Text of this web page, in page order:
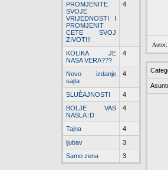
PROMJENITE
SVOJE
VRIJEDNOSTI I
PROMJENIT
CETE SVOJ
ZIVOT!!!
4
KOLIKA JE
NASA VERA???
4
Novo izdanje
sajta
4
SLUÈAJNOSTI
4
BOLJE VAS
NASLA :D
4
Tajna
4
ljubav
3
Samo zena
3